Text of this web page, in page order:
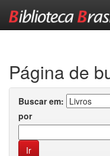
Página de
Buscar em:
por